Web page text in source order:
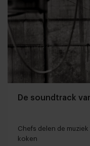
De soundtrack
Chefs delen de
koken